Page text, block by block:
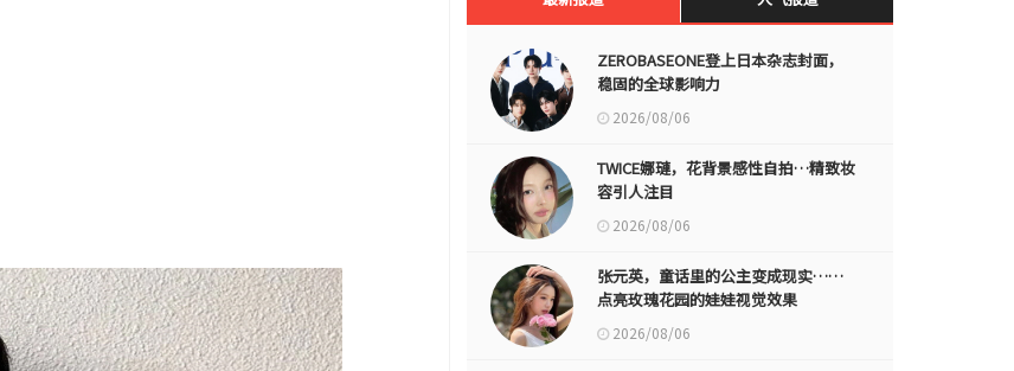
ZEROBASEONE登上日本杂志封面，
稳固的全球影响力
2026/08/06
TWICE娜璉，花背景感性自拍…精致妆
容引人注目
2026/08/06
张元英，童话里的公主变成现实……
点亮玫瑰花园的娃娃视觉效果
2026/08/06